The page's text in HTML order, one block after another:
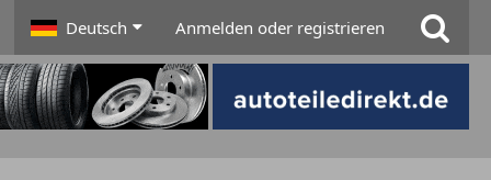
Deutsch Anmelden oder registrieren